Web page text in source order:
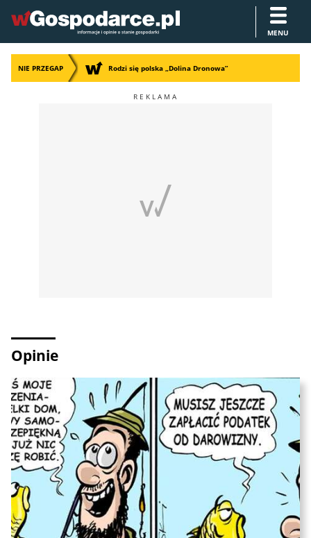
MENU
NIE PRZEGAP Rodzi się polska „Dolina Dronowa”
Opinie